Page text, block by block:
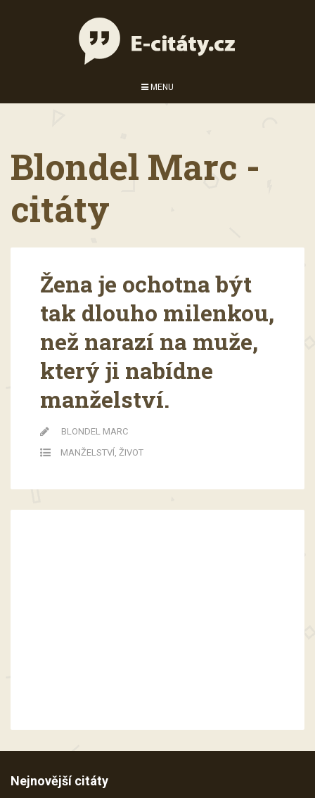
MENU
Blondel Marc -
citáty
Žena je ochotna být
tak dlouho milenkou,
než narazí na muže,
který ji nabídne
manželství.
BLONDEL MARC
MANŽELSTVÍ, ŽIVOT
Nejnovější citáty